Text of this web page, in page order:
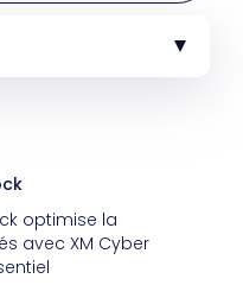
optimise la
avec XM Cyber